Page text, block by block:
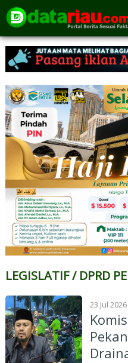
LEGISLATIF / DPRD
23 Jul 2026